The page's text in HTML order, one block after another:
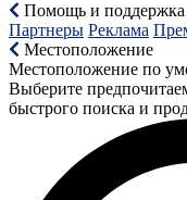
Помощь и поддержка
Партнеры Реклама
Местоположение
Местоположение по
Выберите
быстрого поиска и